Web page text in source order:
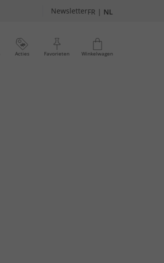
NewsletterFR | NL
Acties Favorieten Winkelwagen